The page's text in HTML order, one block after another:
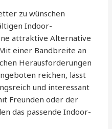
zu wünschen
Indoor-
attraktive Alternative
einer Bandbreite an
Herausforderungen
reichen, lässt
und interessant
Freunden oder der
das passende Indoor-